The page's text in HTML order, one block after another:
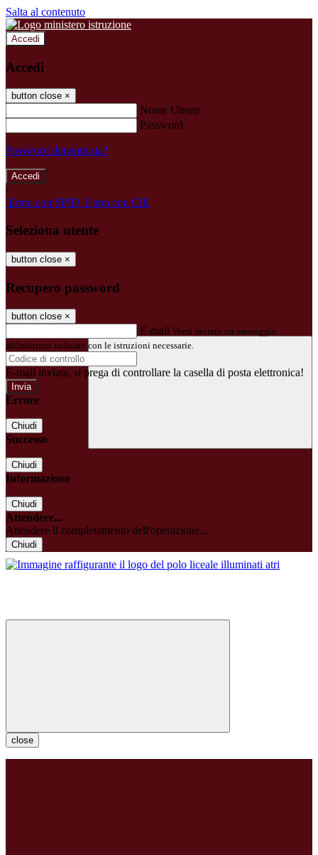
Salta al contenuto
Accedi
Accedi
button close ×
Nome Utente
Password
Password dimenticata?
-
Entra con SPID Entra con CIE
Seleziona utente
button close ×
Recupero password
button close ×
E-mail Verrà inviato un messaggio
all'indirizzo indicato con le istruzioni necessarie.
E-mail inviata, si prega di controllare la casella di posta elettronica!
Errore
Chiudi
Successo
Chiudi
Informazione
Chiudi
Attendere...
Attendere il completamento dell'operazione...
Chiudi
close